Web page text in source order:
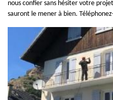
nous confier sans hésiter votre
sauront le mener à bien.